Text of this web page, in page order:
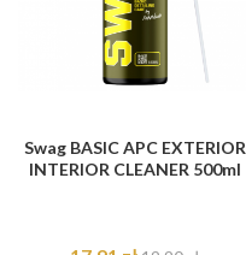
Swag BASIC APC EXTERIOR
INTERIOR CLEANER 500ml